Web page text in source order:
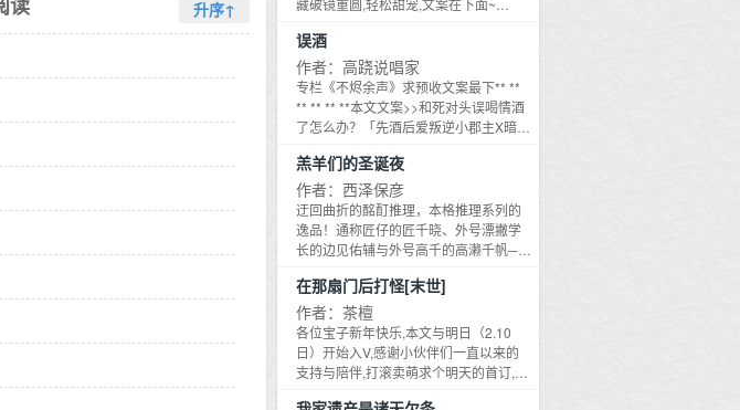
他落井下石的小少爷出了变数。 小
啥啥不行，做个饭都能把空锅干
何交集，却阴差阳错成为舍友，宿
了他的表白，两人正式成为情侣。
任务！ 萧今栩：放心，玩玩而已。
如萧今栩所料露出马脚，但和他想
不得都和自己在一起，一见面就扑
他消停点的，就是萧今栩说自己要
他的龙傲天老公功成名就，看谁还
白到商界新贵不过短短几年，更是
今栩在财经采访上夸奖自己，美滋
栩抱着他：胡说，没有宝宝哪来的
年完成，感叹：宿主，你真拼。 萧
，he。无快穿元素，任何不合理的
。…
升序↑
藏破镜重圆,轻松甜宠,文案在下面~
球美人X高岭之花strong哥真香打脸,先婚
后爱姜家娇女生得如花似玉,性子温软乖
巧。任谁瞧了心尖儿都不自觉化软,和她
说话都带起几分柔意。除了沈度。沈度
对姜云姝的厌恶毫不掩饰。他冷眼相待
料,这两人最终竟会结为夫妻。众人皆以
为,姜云姝嫁进沈家的日子不会好过,要被
欺负得更惨了。然而婚后,姜云姝却是越
发滋润,光彩照人,不见半分被欺负的可怜
模样。反倒是沈度,变得阴晴不定,喜怒无
常。有人说,某次他与同僚前去沈度的书
房议事。刚进去没说两句,就惹怒了沈
度。沈度阴沉着脸,哑声呵斥：都给我滚
出去！众人仓皇离开,完全不知沈度为何
突然红着耳尖发了大火。更无人知晓,在
人群散去后,桌案下深埋的那张俏脸被沈
度粗鲁地抬起。粗粝的指腹毫不怜惜揉
弄她水润的红唇。沈度气息不匀,咬牙切
误酒
作者：高跷说唱家
专栏《不烬余声》求预收文案最下** **
** ** ** **本文文案>>和死对头误喝情酒
了怎么办？「先酒后爱叛逆小郡主X暗恋
荣华娇宠,乐识春风与桃花,万般皆顺遂。
平日里仅有的不痛快,全都来源于她的死
对头——将府嫡子,云谏。那人桀骜恣肆,
打小与她势同水火,二人见面就能掐。然
而,一壶误酒,一夜荒唐。待惺忪转醒,向来
我就请父亲上门提亲！黎梨不敢置信：
……你竟是这样的老古板？*长公主姨母
说了,男人是块宝,囤得越多就越好。黎梨
果断拒了云谏送上门的长街红聘,转身就
与新科探花郎打得火热。没承想,那酒药
还会猝然复发。先是在三乡改政的山
野。云谏一身是血,拼死将她带出狼窝。
羔羊们的圣诞夜
作者：西泽保彦
迂回曲折的酩酊推理，本格推理系列的
逸品！通称匠仔的匠千晓、外号漂撇学
长的边见佑辅与外号高千的高濑千帆──
首，并于当天目睹一女子坠楼身亡。在
这个没有遗书也找不出动机的案件以自
杀作结的一年之后，他们在某个契机之
下开始探究该女子的来历，并得知五年
前于同一座公寓亦曾发生过离奇的坠楼
在那扇门后打怪[末世]
作者：茶檀
各位宝子新年快乐,本文与明日（2.10
日）开始入V,感谢小伙伴们一直以来的
支持与陪伴,打滚卖萌求个明天的首订,评